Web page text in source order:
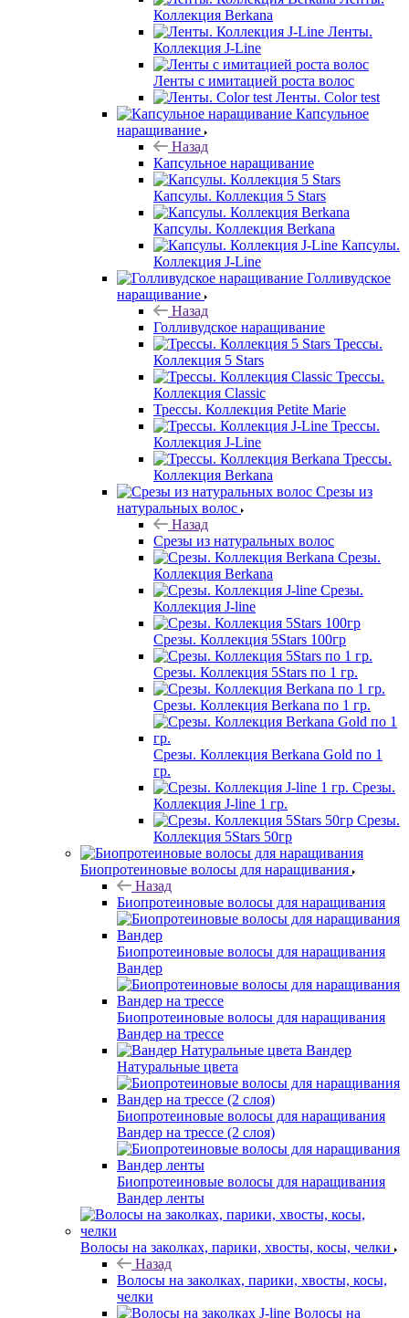
Коллекция Berkana
Ленты.
Коллекция J-Line
Ленты с имитацией роста волос
Ленты. Color test
Капсульное
наращивание
Назад
Капсульное наращивание
Капсулы. Коллекция 5 Stars
Капсулы. Коллекция Berkana
Капсулы.
Коллекция J-Line
Голливудское
наращивание
Назад
Голливудское наращивание
Трессы.
Коллекция 5 Stars
Трессы.
Коллекция Classic
Трессы. Коллекция Petite Marie
Трессы.
Коллекция J-Line
Трессы.
Коллекция Berkana
Срезы из
натуральных волос
Назад
Срезы из натуральных волос
Срезы.
Коллекция Berkana
Срезы.
Коллекция J-line
Срезы. Коллекция 5Stars 100гр
Срезы. Коллекция 5Stars по 1 гр.
Срезы. Коллекция Berkana по 1 гр.
Срезы. Коллекция Berkana Gold по 1
гр.
Срезы.
Коллекция J-line 1 гр.
Срезы.
Коллекция 5Stars 50гр
Биопротеиновые волосы для наращивания
Назад
Биопротеиновые волосы для наращивания
Биопротеиновые волосы для наращивания
Вандер
Биопротеиновые волосы для наращивания
Вандер на трессе
Вандер
Натуральные цвета
Биопротеиновые волосы для наращивания
Вандер на трессе (2 слоя)
Биопротеиновые волосы для наращивания
Вандер ленты
Волосы на заколках, парики, хвосты, косы, челки
Назад
Волосы на заколках, парики, хвосты, косы,
челки
Волосы на